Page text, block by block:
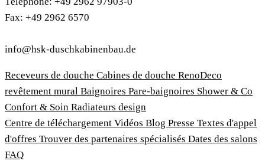
Fax: +49 2962 6570
info@hsk-duschkabinenbau.de
Receveurs de douche Cabines de douche RenoDeco
revêtement mural Baignoires Pare-baignoires Shower & Co
Confort & Soin Radiateurs design
Centre de téléchargement Vidéos Blog Presse Textes d'appel
d'offres Trouver des partenaires spécialisés Dates des salons
FAQ